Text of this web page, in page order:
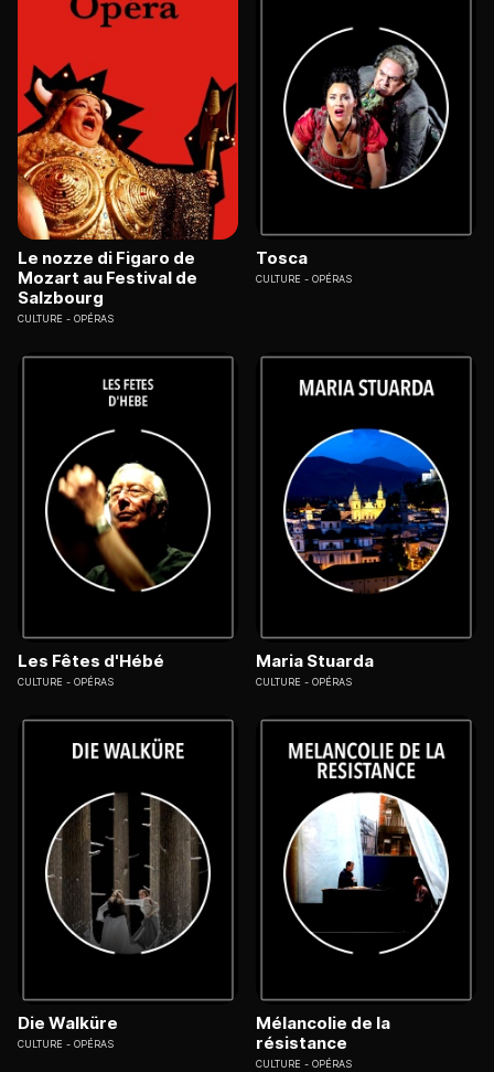
Le nozze di Figaro de
Mozart au Festival de
Salzbourg
CULTURE OPÉRAS
Tosca
CULTURE OPÉRAS
Les Fêtes d'Hébé
CULTURE OPÉRAS
Maria Stuarda
CULTURE OPÉRAS
Die Walküre
CULTURE OPÉRAS
Mélancolie de la
résistance
CULTURE OPÉRAS